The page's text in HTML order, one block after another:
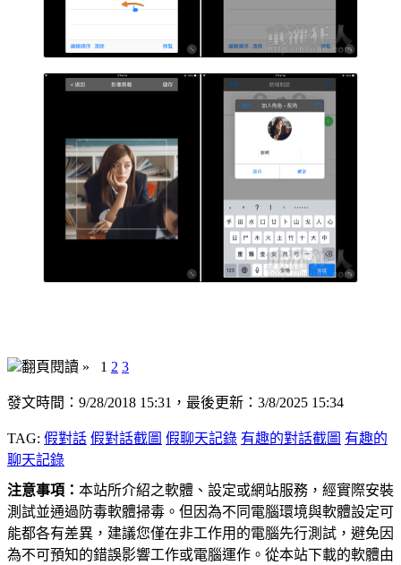
翻頁閱讀 » 1 2 3
發文時間：9/28/2018 15:31，最後更新：3/8/2025 15:34
TAG: 假對話 假對話截圖 假聊天記錄 有趣的對話截圖 有趣的
聊天記錄
注意事項： 本站所介紹之軟體、設定或網站服務，經實際安裝
測試並通過防毒軟體掃毒。但因為不同電腦環境與軟體設定可
能都各有差異，建議您僅在非工作用的電腦先行測試，避免因
為不可預知的錯誤影響工作或電腦運作。從本站下載的軟體由